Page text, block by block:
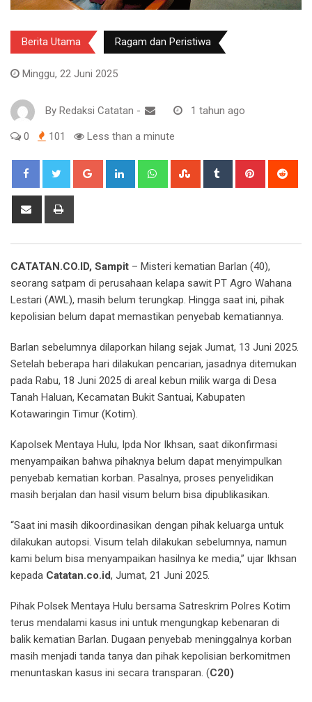
Berita Utama Ragam dan Peristiwa
Minggu, 22 Juni 2025
By Redaksi Catatan - 1 tahun ago
0 101 Less than a minute
Google+ LinkedIn WhatsappStumbleUpon
Tumblr Pinterest
Share
CATATAN.CO.ID, Sampit – Misteri kematian Barlan (40),
seorang satpam di perusahaan kelapa sawit PT Agro Wahana
Lestari (AWL), masih belum terungkap. Hingga saat ini, pihak
kepolisian belum dapat memastikan penyebab kematiannya.
Barlan sebelumnya dilaporkan hilang sejak Jumat, 13 Juni 2025.
Setelah beberapa hari dilakukan pencarian, jasadnya ditemukan
pada Rabu, 18 Juni 2025 di areal kebun milik warga di Desa
Tanah Haluan, Kecamatan Bukit Santuai, Kabupaten
Kotawaringin Timur (Kotim).
Kapolsek Mentaya Hulu, Ipda Nor Ikhsan, saat dikonfirmasi
menyampaikan bahwa pihaknya belum dapat menyimpulkan
penyebab kematian korban. Pasalnya, proses penyelidikan
masih berjalan dan hasil visum belum bisa dipublikasikan.
“Saat ini masih dikoordinasikan dengan pihak keluarga untuk
dilakukan autopsi. Visum telah dilakukan sebelumnya, namun
kami belum bisa menyampaikan hasilnya ke media,” ujar Ikhsan
kepada Catatan.co.id, Jumat, 21 Juni 2025.
Pihak Polsek Mentaya Hulu bersama Satreskrim Polres Kotim
terus mendalami kasus ini untuk mengungkap kebenaran di
balik kematian Barlan. Dugaan penyebab meninggalnya korban
masih menjadi tanda tanya dan pihak kepolisian berkomitmen
menuntaskan kasus ini secara transparan. (C20)